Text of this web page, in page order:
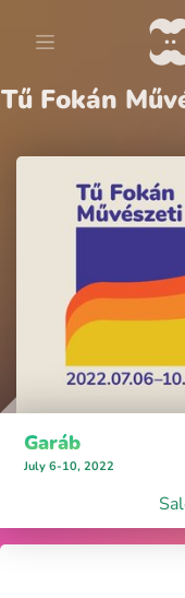
Tű Fokán
Garáb
July 6-10, 2022